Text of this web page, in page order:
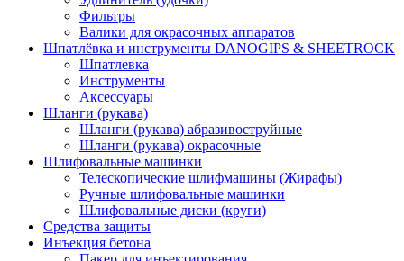
Фильтры
Валики для окрасочных аппаратов
Шпатлёвка и инструменты DANOGIPS & SHEETROCK
Шпатлевка
Инструменты
Аксессуары
Шланги (рукава)
Шланги (рукава) абразивоструйные
Шланги (рукава) окрасочные
Шлифовальные машинки
Телескопические шлифмашины (Жирафы)
Ручные шлифовальные машинки
Шлифовальные диски (круги)
Средства защиты
Инъекция бетона